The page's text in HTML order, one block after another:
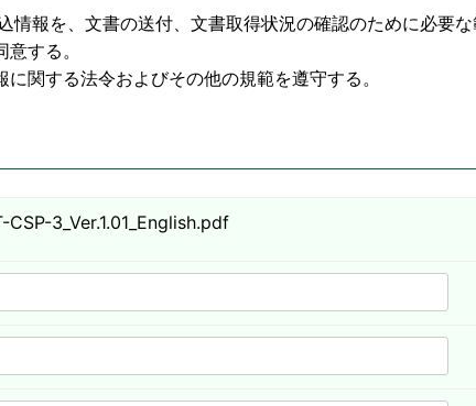
情報を、文書の送付、文書取得状況の確認のために必要
る。
およびその他の規範を遵守する。
CSP-3_Ver.1.01_English.pdf